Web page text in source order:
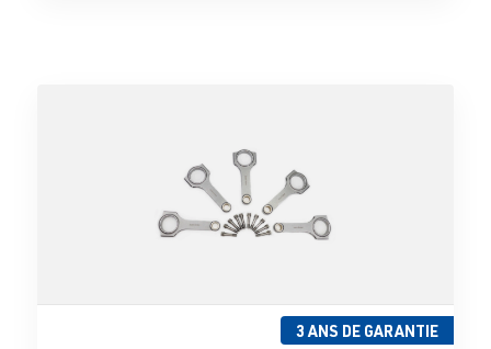
3 ANS DE GARANTIE